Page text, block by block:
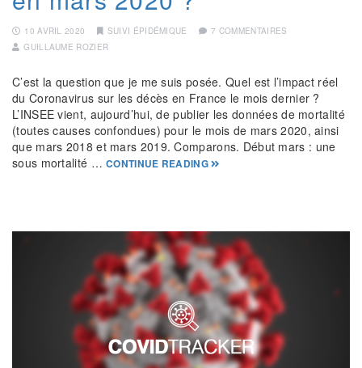
10 AVRIL 2020 SUIVI ÉPIDÉMIQUE
7 COMMENTAIRES
GUILLAUME ROZIER
C’est la question que je me suis posée. Quel est l’impact réel
du Coronavirus sur les décès en France le mois dernier ?
L’INSEE vient, aujourd’hui, de publier les données de mortalité
(toutes causes confondues) pour le mois de mars 2020, ainsi
que mars 2018 et mars 2019. Comparons. Début mars : une
sous mortalité …CONTINUE READING